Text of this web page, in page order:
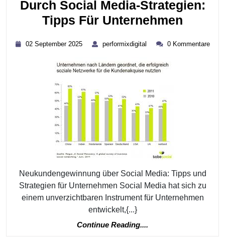
Und
Durch Social Media-Strategien:
Tipps Für Unternehmen
Durch
02 September 2025 performixdigital performixdigital
0 Kommentare
Neukundengewinnung über Social Media: Tipps und
Strategien für Unternehmen Social Media hat sich zu
einem unverzichtbaren Instrument für Unternehmen
entwickelt,{...}
Continue Reading....